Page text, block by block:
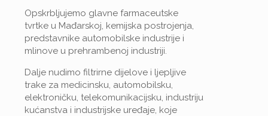
Opskrbljujemo glavne farmaceutske
tvrtke u Mađarskoj, kemijska postrojenja,
predstavnike automobilske industrije i
mlinove u prehrambenoj industriji.
Dalje nudimo filtrirne dijelove i ljepljive
trake za medicinsku, automobilsku,
elektroničku, telekomunikacijsku, industriju
kućanstva i industrijske uređaje, koje